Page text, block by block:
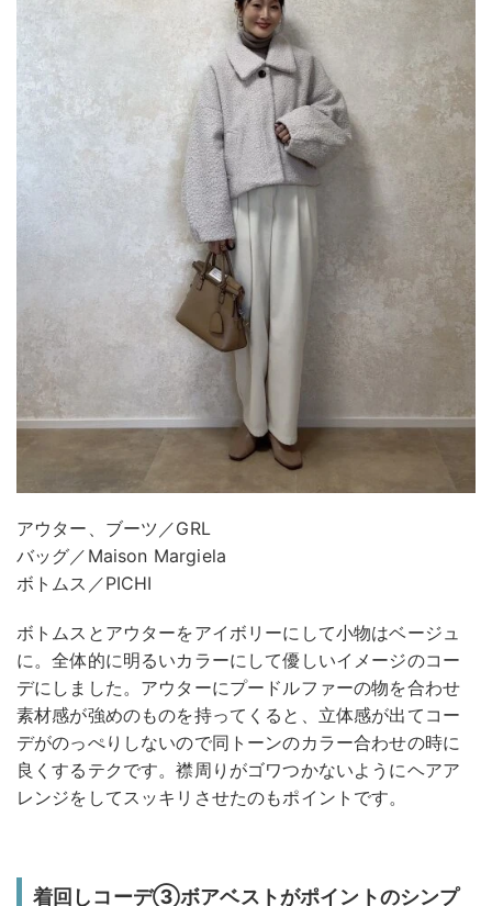
アウター、ブーツ／GRL
バッグ／Maison Margiela
ボトムス／PICHI
ボトムスとアウターをアイボリーにして小物はベージュ
に。全体的に明るいカラーにして優しいイメージのコー
デにしました。アウターにプードルファーの物を合わせ
素材感が強めのものを持ってくると、立体感が出てコー
デがのっぺりしないので同トーンのカラー合わせの時に
良くするテクです。襟周りがゴワつかないようにヘアア
レンジをしてスッキリさせたのもポイントです。
着回しコーデ③ボアベストがポイントのシンプ